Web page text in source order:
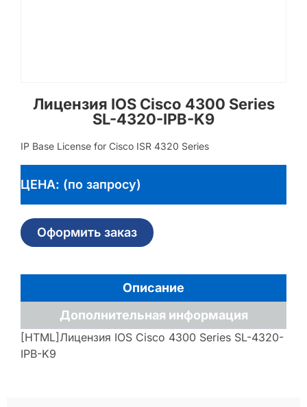
Лицензия IOS Cisco 4300 Series
SL-4320-IPB-K9
IP Base License for Cisco ISR 4320 Series
ЦЕНА: (по запросу)
Оформить заказ
Описание
Дополнительная информация
[HTML]Лицензия IOS Cisco 4300 Series SL-4320-
IPB-K9